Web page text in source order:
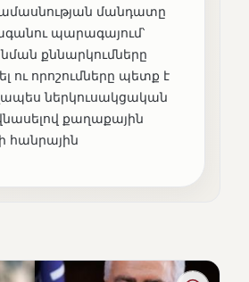
մանդատը
պարագայում՝
քննարկումները
ու որոշումները պետք է
ներկուսակցական
քաղաքային
հանրային